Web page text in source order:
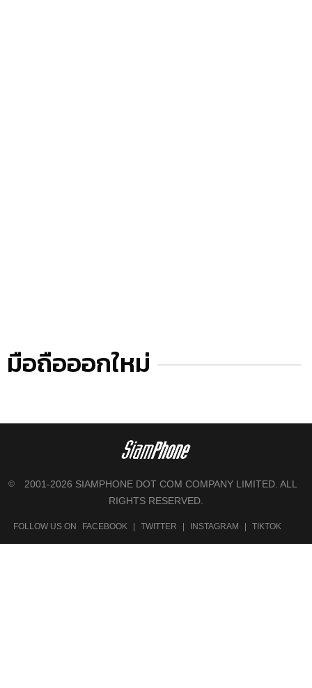
มือถือออกใหม่
©
2001-2026 SIAMPHONE DOT COM COMPANY LIMITED. ALL
RIGHTS RESERVED.
FOLLOW US ON FACEBOOK TWITTER INSTAGRAM TIKTOK